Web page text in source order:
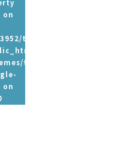
t-
wp-
tpbc-
on